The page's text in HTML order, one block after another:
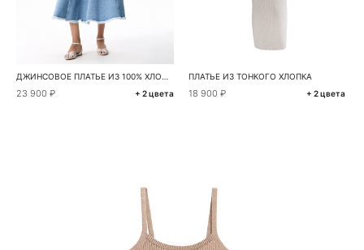
ДЖИНСОВОЕ ПЛАТЬЕ ИЗ 100% ХЛОПКА
23 900 ₽ + 2 цвета
ПЛАТЬЕ ИЗ ТОНКОГО ХЛОПКА
18 900 ₽ + 2 цвета